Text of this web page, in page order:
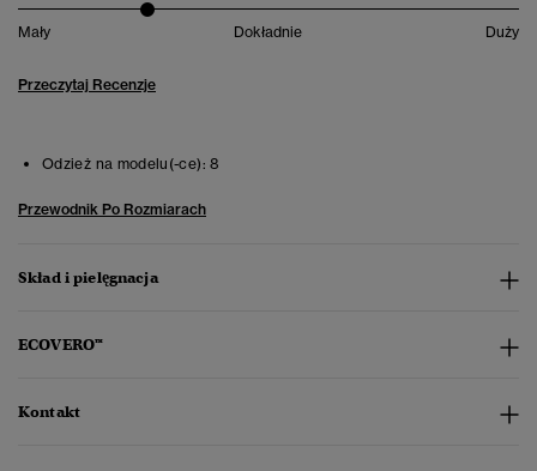
Mały Dokładnie Duży
Przeczytaj Recenzje
Odzież na modelu(-ce): 8
Przewodnik Po Rozmiarach
Skład i pielęgnacja
ECOVERO™
Kontakt